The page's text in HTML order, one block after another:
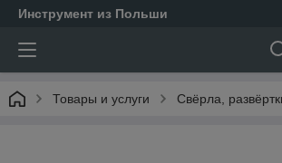
Инструмент из Польши
Товары и услуги Свёрла,